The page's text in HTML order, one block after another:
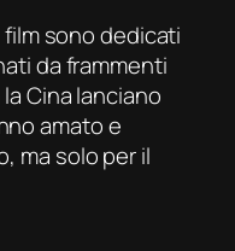
sono dedicati
da frammenti
Cina lanciano
amato e
ma solo per il